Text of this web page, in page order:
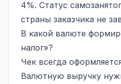
4%. Статус
страны заказчика не
В какой валюте
налог»?
Чек всегда
Валютную выручку